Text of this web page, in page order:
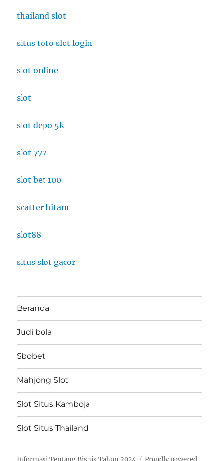
thailand slot
situs toto slot login
slot online
slot
slot depo 5k
slot 777
slot bet 100
scatter hitam
slot88
situs slot gacor
Beranda
Judi bola
Sbobet
Mahjong Slot
Slot Situs Kamboja
Slot Situs Thailand
Informasi Tentang Bisnis Tahun 2024 Proudly powered